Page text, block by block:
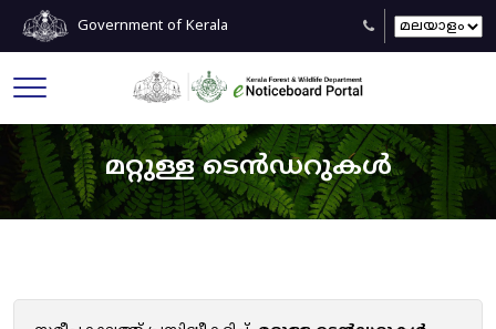
Government of Kerala
മറ്റുള്ള ടെൻഡറുകൾ